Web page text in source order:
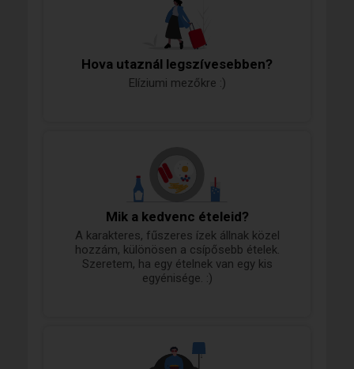
megmutatják, kik vagyunk.
Hova utaznál legszívesebben?
Elíziumi mezőkre :)
Mik a kedvenc ételeid?
A karakteres, fűszeres ízek állnak közel
hozzám, különösen a csípősebb ételek.
Szeretem, ha egy ételnek van egy kis
egyénisége. :)